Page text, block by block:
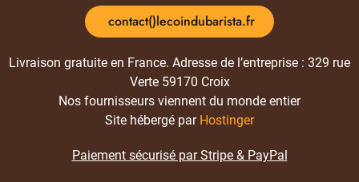
contact()lecoindubarista.fr
Livraison gratuite en France. Adresse de l’entreprise : 329 rue
Verte 59170 Croix
Nos fournisseurs viennent du monde entier
Site hébergé par Hostinger
Paiement sécurisé par Stripe & PayPal